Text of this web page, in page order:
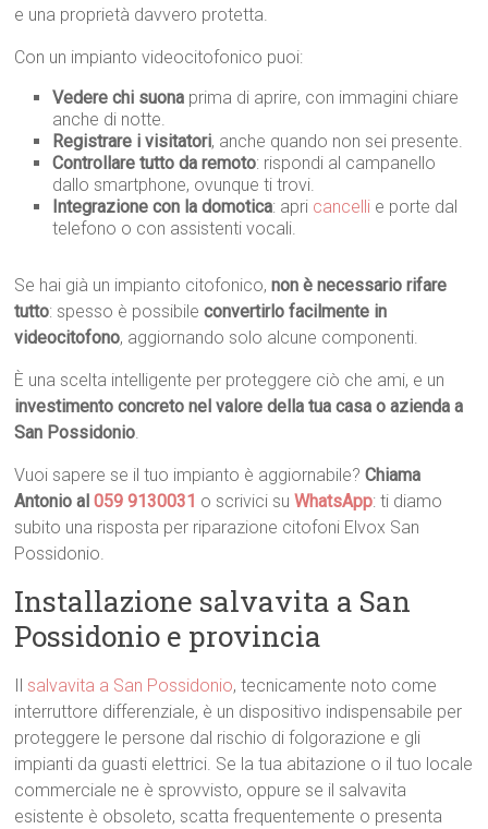
e una proprietà davvero protetta.
Con un impianto videocitofonico puoi:
Vedere chi suona prima di aprire, con immagini chiare
anche di notte.
Registrare i visitatori, anche quando non sei presente.
Controllare tutto da remoto: rispondi al campanello
dallo smartphone, ovunque ti trovi.
Integrazione con la domotica: apri cancelli e porte dal
telefono o con assistenti vocali.
Se hai già un impianto citofonico,non è necessario rifare
tutto: spesso è possibileconvertirlo facilmente in
videocitofono, aggiornando solo alcune componenti.
È una scelta intelligente per proteggere ciò che ami, e un
investimento concreto nel valore della tua casa o azienda a
San Possidonio.
Vuoi sapere se il tuo impianto è aggiornabile?Chiama
Antonio al059 9130031 o scrivici suWhatsApp: ti diamo
subito una risposta per riparazione citofoni Elvox San
Possidonio.
Installazione salvavita a San
Possidonio e provincia
salvavita a San Possidonio, tecnicamente noto come
interruttore differenziale, è un dispositivo indispensabile per
proteggere le persone dal rischio di folgorazione e gli
impianti da guasti elettrici. Se la tua abitazione o il tuo locale
commerciale ne è sprovvisto, oppure se il salvavita
esistente è obsoleto, scatta frequentemente o presenta